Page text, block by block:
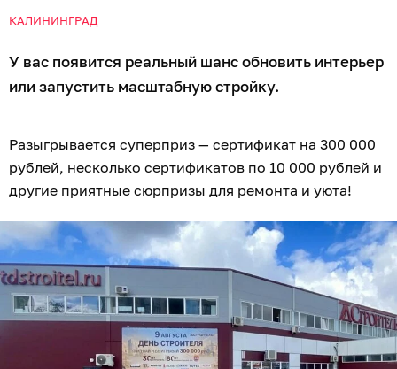
КАЛИНИНГРАД
У вас появится реальный шанс обновить интерьер
или запустить масштабную стройку.
Разыгрывается суперприз — сертификат на 300 000
рублей, несколько сертификатов по 10 000 рублей и
другие приятные сюрпризы для ремонта и уюта!